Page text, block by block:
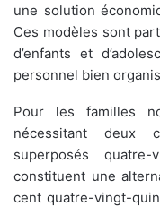
une solution
Ces modèles sont
d’enfants et
personnel bien
Pour les familles
nécessitant deux
superposés
constituent une
cent quatre-vingt-